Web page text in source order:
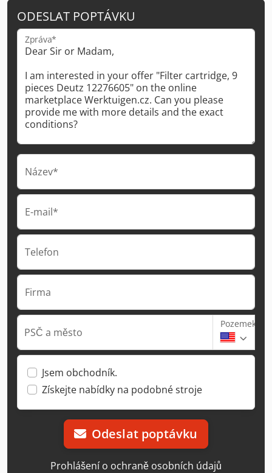
ODESLAT POPTÁVKU
Zpráva*
Název*
E-mail*
Telefon
Firma
PSČ a město
Pozemek
Jsem obchodník.
Získejte nabídky na podobné stroje
Odeslat poptávku
Prohlášení o ochraně osobních údajů